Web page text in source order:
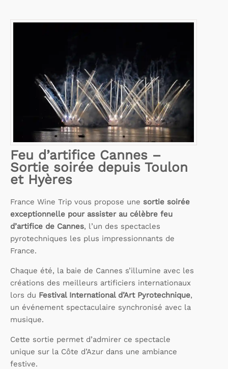
Feu d’artifice Cannes –
Sortie soirée depuis Toulon
et Hyères
France Wine Trip vous propose une sortie soirée
exceptionnelle pour assister au célèbre feu
d’artifice de Cannes, l’un des spectacles
pyrotechniques les plus impressionnants de
France.
Chaque été, la baie de Cannes s’illumine avec les
créations des meilleurs artificiers internationaux
lors du Festival International d’Art Pyrotechnique,
un événement spectaculaire synchronisé avec la
musique.
Cette sortie permet d’admirer ce spectacle
unique sur la Côte d’Azur dans une ambiance
festive.